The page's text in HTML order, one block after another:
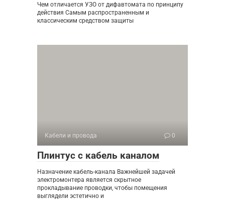
Чем отличается УЗО от дифавтомата по принципу
действия Самым распространенным и
классическим средством защиты
Кабели и провода 0
Плинтус с кабель каналом
Назначение кабель-канала Важнейшей задачей
электромонтера является скрытное
прокладывание проводки, чтобы помещения
выглядели эстетично и